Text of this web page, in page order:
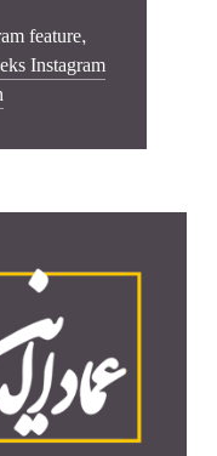
feature,
Instagram